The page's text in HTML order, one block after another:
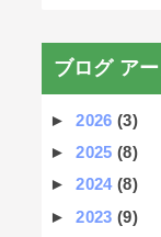
ブログ ア
►2026(3)
►2025(8)
►2024(8)
►2023(9)